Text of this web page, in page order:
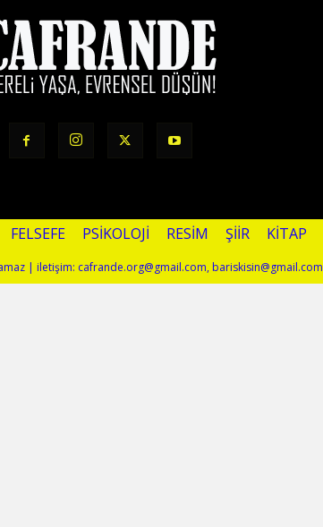
FELSEFE PSIKOLOJI RESIM ŞIIR KITAP
| iletişim: cafrande.org@gmail.com, bariskisin@gmail.com